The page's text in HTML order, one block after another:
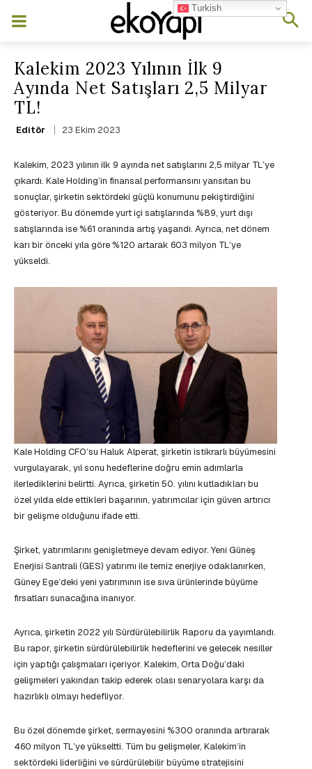
Kalekim 2023 Yılının İlk 9
Ayında Net Satışları 2,5 Milyar
TL!
Editör 23 Ekim 2023
Kalekim, 2023 yılının ilk 9 ayında net satışlarını 2,5 milyar TL’ye
çıkardı. Kale Holding’in finansal performansını yansıtan bu
sonuçlar, şirketin sektördeki güçlü konumunu pekiştirdiğini
gösteriyor. Bu dönemde yurt içi satışlarında %89, yurt dışı
satışlarında ise %61 oranında artış yaşandı. Ayrıca, net dönem
karı bir önceki yıla göre %120 artarak 603 milyon TL’ye
yükseldi.
Kale Holding CFO’su Haluk Alperat, şirketin istikrarlı büyümesini
vurgulayarak, yıl sonu hedeflerine doğru emin adımlarla
ilerlediklerini belirtti. Ayrıca, şirketin 50. yılını kutladıkları bu
özel yılda elde ettikleri başarının, yatırımcılar için güven artırıcı
bir gelişme olduğunu ifade etti.
Şirket, yatırımlarını genişletmeye devam ediyor. Yeni Güneş
Enerjisi Santrali (GES) yatırımı ile temiz enerjiye odaklanırken,
Güney Ege’deki yeni yatırımının ise sıva ürünlerinde büyüme
fırsatları sunacağına inanıyor.
Ayrıca, şirketin 2022 yılı Sürdürülebilirlik Raporu da yayımlandı.
Bu rapor, şirketin sürdürülebilirlik hedeflerini ve gelecek nesiller
için yaptığı çalışmaları içeriyor. Kalekim, Orta Doğu’daki
gelişmeleri yakından takip ederek olası senaryolara karşı da
hazırlıklı olmayı hedefliyor.
Bu özel dönemde şirket, sermayesini %300 oranında artırarak
460 milyon TL’ye yükseltti. Tüm bu gelişmeler, Kalekim’in
sektördeki liderliğini ve sürdürülebilir büyüme stratejisini
Turkish